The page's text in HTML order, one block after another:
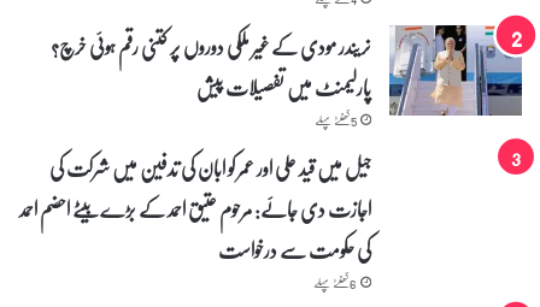
نریندر مودی کے غیر ملکی دوروں پر کتنی رقم ہوئی خرچ؟
پارلیمنٹ میں تفصیلات پیش
5 گھنٹے پہلے
جیل میں قید علی اور عمر کو ابان کی تدفین میں شرکت کی
اجازت دی جائے: مرحوم عتیق احمد کے بڑے بیٹے احضم احمد
کی حکومت سے درخواست
6 گھنٹے پہلے